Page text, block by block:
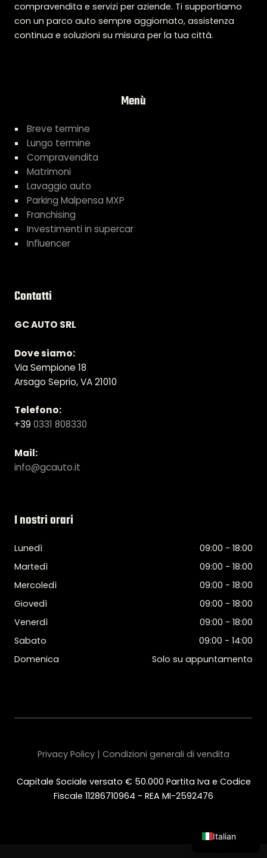
compravendita e servizi per aziende. Ti supportiamo
con un parco auto sempre aggiornato, assistenza
continua e soluzioni su misura per la tua città.
Menù
Breve termine
Lungo termine
Compravendita
Matrimoni
Lavaggio auto
Parking Malpensa MXP
Franchising
Investimenti in supercar
Influencer
Contatti
GC AUTO SRL
Dove siamo:
Via Sempione 18
Arsago Seprio, VA 21010
Telefono:
+39 0331 808330
Mail:
info@gcauto.it
I nostri orari
Lunedì
09:00 - 18:00
Martedì
09:00 - 18:00
Mercoledì
09:00 - 18:00
Giovedì
09:00 - 18:00
Venerdì
09:00 - 18:00
Sabato
09:00 - 14:00
Domenica
Solo su appuntamento
Capitale Sociale versato € 50.000 Partita Iva e Codice
Fiscale 11286710964 - REA MI-2592476
Privacy Policy | Condizioni generali di vendita
Italian